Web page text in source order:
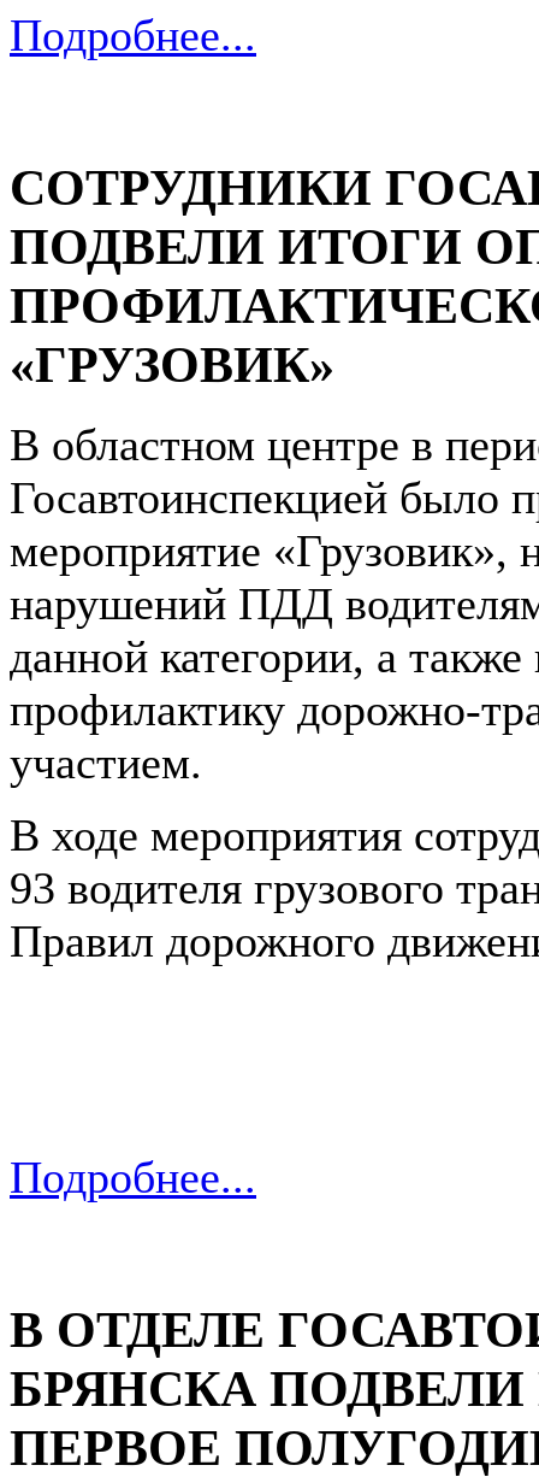
Подробнее...
СОТРУДНИКИ
ПОДВЕЛИ ИТОГИ
«ГРУЗОВИК»
В областном центре в
Госавтоинспекцией было
мероприятие «Грузовик»,
нарушений ПДД
данной категории, а
профилактику дорожно-
участием.
В ходе мероприятия
93 водителя грузового
Правил дорожного
Подробнее...
В ОТДЕЛЕ
БРЯНСКА
ПЕРВОЕ